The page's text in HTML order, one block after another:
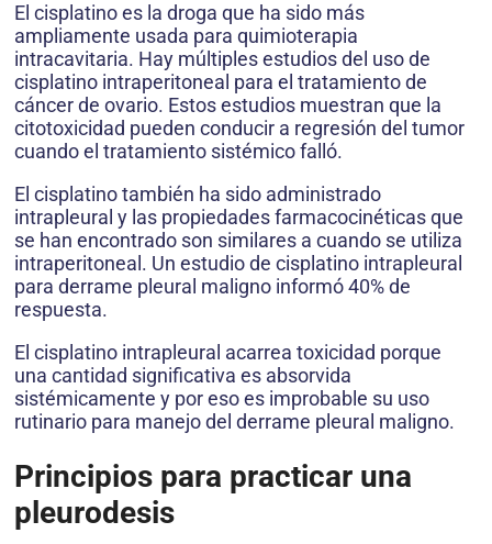
El cisplatino es la droga que ha sido más
ampliamente usada para quimioterapia
intracavitaria. Hay múltiples estudios del uso de
cisplatino intraperitoneal para el tratamiento de
cáncer de ovario. Estos estudios muestran que la
citotoxicidad pueden conducir a regresión del tumor
cuando el tratamiento sistémico falló.
El cisplatino también ha sido administrado
intrapleural y las propiedades farmacocinéticas que
se han encontrado son similares a cuando se utiliza
intraperitoneal. Un estudio de cisplatino intrapleural
para derrame pleural maligno informó 40% de
respuesta.
El cisplatino intrapleural acarrea toxicidad porque
una cantidad significativa es absorvida
sistémicamente y por eso es improbable su uso
rutinario para manejo del derrame pleural maligno.
Principios para practicar una
pleurodesis